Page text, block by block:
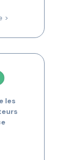
>
les